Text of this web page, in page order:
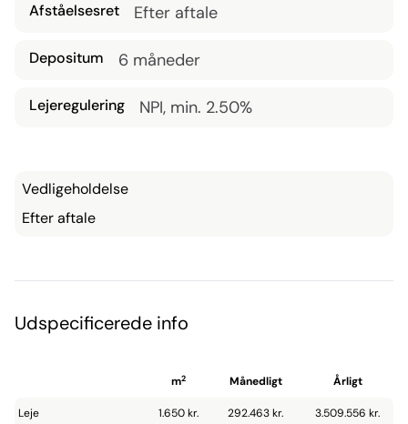
Afståelsesret Efter aftale
Depositum 6 måneder
Lejeregulering NPI, min. 2.50%
Vedligeholdelse
Efter aftale
Udspecificerede info
m2 Månedligt Årligt
Leje 1.650 kr. 292.463 kr. 3.509.556 kr.